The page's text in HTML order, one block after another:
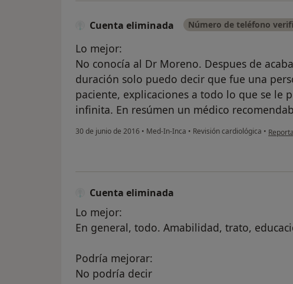
Cuenta eliminada Número de teléfono
Lo mejor:
No conocía al Dr Moreno. Despues de
duración solo puedo decir que fue una
paciente, explicaciones a todo lo que se le
infinita. En resúmen un médico
30 de junio de 2016 • Med-In-Inca • Revisión cardiológica • en
Cuenta eliminada
Lo mejor:
En general, todo. Amabilidad, trato,
Podría mejorar:
No podría decir